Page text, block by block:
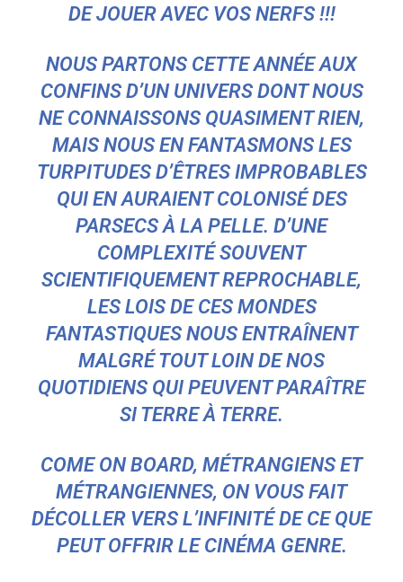
DE JOUER AVEC VOS NERFS !!!
NOUS PARTONS CETTE ANNÉE AUX
CONFINS D’UN UNIVERS DONT NOUS
NE CONNAISSONS QUASIMENT RIEN,
MAIS NOUS EN FANTASMONS LES
TURPITUDES D’ÊTRES IMPROBABLES
QUI EN AURAIENT COLONISÉ DES
PARSECS À LA PELLE. D’UNE
COMPLEXITÉ SOUVENT
SCIENTIFIQUEMENT REPROCHABLE,
LES LOIS DE CES MONDES
FANTASTIQUES NOUS ENTRAÎNENT
MALGRÉ TOUT LOIN DE NOS
QUOTIDIENS QUI PEUVENT PARAÎTRE
SI TERRE À TERRE.
COME ON BOARD, MÉTRANGIENS ET
MÉTRANGIENNES, ON VOUS FAIT
DÉCOLLER VERS L’INFINITÉ DE CE QUE
PEUT OFFRIR LE CINÉMA GENRE.